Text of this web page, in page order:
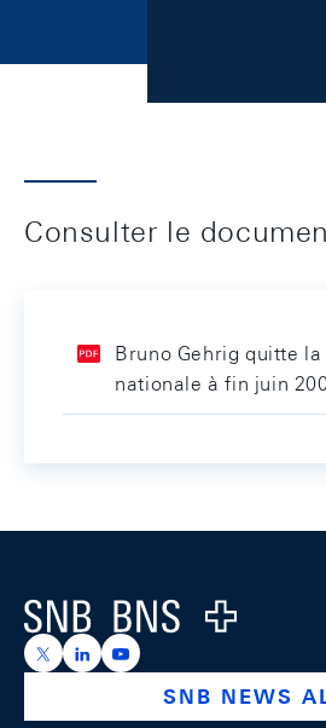
Consulter le
Bruno Gehrig quitte la
nationale à fin juin
Logo
https://x.com/snb_bns
https://ch.linkedin.com/
https://
SNB NEWS